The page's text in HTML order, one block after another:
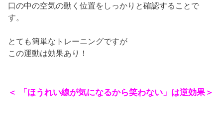
口の中の空気の動く位置をしっかりと確認することで
す。
とても簡単なトレーニングですが
この運動は効果あり！
＜ 「ほうれい線が気になるから笑わない」は逆効果＞